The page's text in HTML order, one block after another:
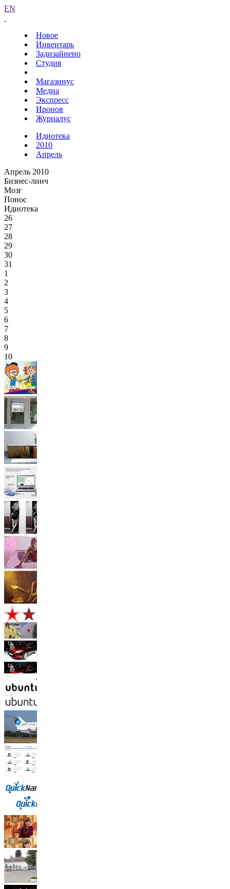
EN
Новое
Инвентарь
Задизайнено
Студия
Магазинус
Медиа
Экспресс
Иронов
Журналус
Идиотека
2010
Апрель
Апрель 2010
Бизнес-линч
Мозг
Понос
Идиотека
26
27
28
29
30
31
1
2
3
4
5
6
7
8
9
10